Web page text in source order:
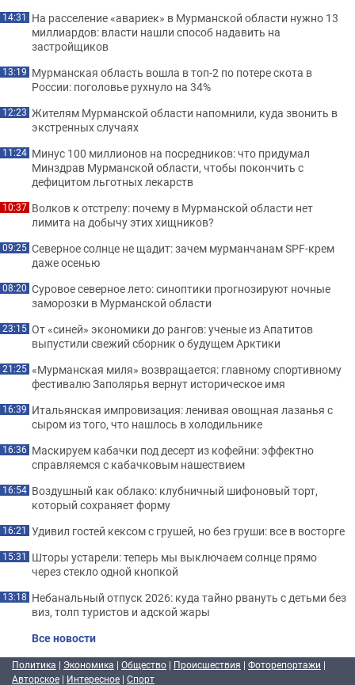
14:31 На расселение «авариек» в Мурманской области нужно 13
миллиардов: власти нашли способ надавить на
застройщиков
13:19 Мурманская область вошла в топ-2 по потере скота в
России: поголовье рухнуло на 34%
12:23 Жителям Мурманской области напомнили, куда звонить в
экстренных случаях
11:24 Минус 100 миллионов на посредников: что придумал
Минздрав Мурманской области, чтобы покончить с
дефицитом льготных лекарств
10:37 Волков к отстрелу: почему в Мурманской области нет
лимита на добычу этих хищников?
09:25 Северное солнце не щадит: зачем мурманчанам SPF-крем
даже осенью
08:20 Суровое северное лето: синоптики прогнозируют ночные
заморозки в Мурманской области
23:15 От «синей» экономики до рангов: ученые из Апатитов
выпустили свежий сборник о будущем Арктики
21:25 «Мурманская миля» возвращается: главному спортивному
фестивалю Заполярья вернут историческое имя
16:39 Итальянская импровизация: ленивая овощная лазанья с
сыром из того, что нашлось в холодильнике
16:36 Маскируем кабачки под десерт из кофейни: эффектно
справляемся с кабачковым нашествием
16:54 Воздушный как облако: клубничный шифоновый торт,
который сохраняет форму
16:21 Удивил гостей кексом с грушей, но без груши: все в восторге
15:31 Шторы устарели: теперь мы выключаем солнце прямо
через стекло одной кнопкой
13:18 Небанальный отпуск 2026: куда тайно рвануть с детьми без
виз, толп туристов и адской жары
Все новости
Политика | Экономика | Общество | Происшествия | Фоторепортажи |
Авторское | Интересное | Спорт